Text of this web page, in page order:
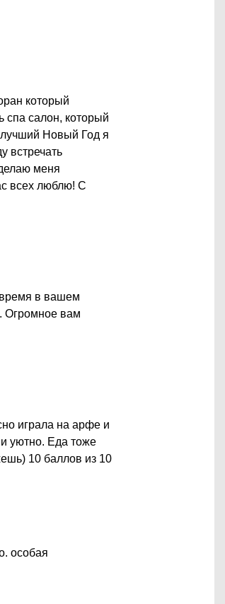
который
спа салон, который
Новый Год я
встречать
меня
всех люблю! С
время в вашем
Огромное вам
играла на арфе и
уютно. Еда тоже
10 баллов из 10
особая